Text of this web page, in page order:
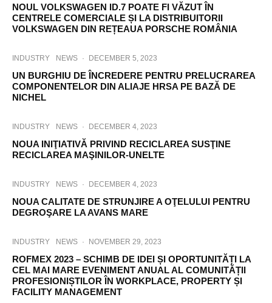
NOUL VOLKSWAGEN ID.7 POATE FI VĂZUT ÎN
CENTRELE COMERCIALE ȘI LA DISTRIBUITORII
VOLKSWAGEN DIN REȚEAUA PORSCHE ROMÂNIA
INDUSTRY NEWS · DECEMBER 5, 2023
UN BURGHIU DE ÎNCREDERE PENTRU PRELUCRAREA
COMPONENTELOR DIN ALIAJE HRSA PE BAZĂ DE
NICHEL
INDUSTRY NEWS · DECEMBER 4, 2023
NOUA INIŢIATIVĂ PRIVIND RECICLAREA SUSŢINE
RECICLAREA MAŞINILOR-UNELTE
INDUSTRY NEWS · DECEMBER 4, 2023
NOUA CALITATE DE STRUNJIRE A OŢELULUI PENTRU
DEGROŞARE LA AVANS MARE
INDUSTRY NEWS · NOVEMBER 29, 2023
ROFMEX 2023 – SCHIMB DE IDEI ȘI OPORTUNITĂȚI LA
CEL MAI MARE EVENIMENT ANUAL AL COMUNITĂȚII
PROFESIONIȘTILOR ÎN WORKPLACE, PROPERTY ȘI
FACILITY MANAGEMENT